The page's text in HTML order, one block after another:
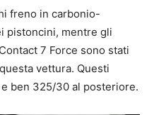
freno in carbonio-
pistoncini, mentre gli
7 Force sono stati
vettura. Questi
ben 325/30 al posteriore.